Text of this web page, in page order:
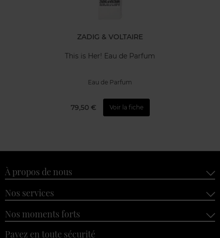
ZADIG & VOLTAIRE
This is Her! Eau de Parfum
Eau de Parfum
79,50 € Voir la fiche
À propos de nous
Nos services
Nos moments forts
Payez en toute sécurité